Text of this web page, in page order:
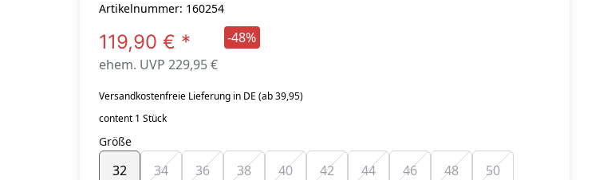
Artikelnummer: 160254
119,90 € *
ehem. UVP 229,95 €
-48%
Versandkostenfreie Lieferung in DE (ab 39,95)
content 1 Stück
Größe
32 34 36 38 40 42 44 46 48 50